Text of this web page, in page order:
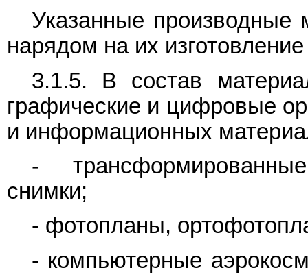
Указанные
нарядом на их
3.1.5. В состав
графические и цифровые
и информационных
-
снимки;
- фотопланы,
- компьютерные